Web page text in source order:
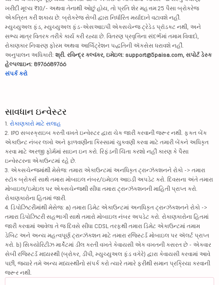
ખરીદી મૂલ્ય ₹10/- અથવા તેનાથી ઓછું હોય, તો પ્રતિ શેર મહત્તમ 25 પૈસા બ્રોકરેજ
એકત્રિત કરી શકાય છે. બ્રોકરેજ સેબી દ્વારા નિર્ધારિત મર્યાદાને વટાવશે નહીં.
મ્યુચ્યુઅલ ફંડ, મ્યુચ્યુઅલ ફંડ-એસઆઇપી એક્સચેન્જ ટ્રેડેડ પ્રૉડક્ટ નથી, અને
સભ્ય માત્ર વિતરક તરીકે કાર્ય કરી રહ્યા છે. વિતરણ પ્રવૃત્તિના સંદર્ભમાં તમામ વિવાદો,
રોકાણકાર નિવારણ ફોરમ અથવા આર્બિટ્રેશન પદ્ધતિની ઍક્સેસ ધરાવશે નહીં.
અનુપાલન અધિકારી: શ્રી. રવિન્દ્ર કલ્વંકર, ઇમેઇલ: support@5paisa.com, સપોર્ટ ડેસ્ક
હેલ્પલાઇન: 8976689766
સંપર્ક કરો
સાવધાન ઇન્વેસ્ટર
1. રોકાણકારો માટે સલાહ
2. IPO સબસ્ક્રાઇબ કરતી વખતે ઇન્વેસ્ટર દ્વારા ચેક જારી કરવાની જરૂર નથી. ફક્ત બેંક
એકાઉન્ટ નંબર લખો અને ફાળવણીના કિસ્સામાં ચુકવણી કરવા માટે તમારી બેંકને અધિકૃત
કરવા માટે અરજી ફોર્મમાં સાઇન ઇન કરો. રિફંડની ચિંતા કરશો નહીં કારણ કે પૈસા
ઇન્વેસ્ટરના એકાઉન્ટમાં રહે છે.
3. એક્સચેન્જમાંથી મેસેજ: તમારા એકાઉન્ટમાં અનધિકૃત ટ્રાન્ઝૅક્શનને રોકો -> તમારા
સ્ટૉક બ્રોકર્સ સાથે તમારા મોબાઇલ નંબર/ઇમેઇલ આઇડી અપડેટ કરો. દિવસના અંતે તમારા
મોબાઇલ/ઇમેઇલ પર એક્સચેન્જથી સીધા તમારા ટ્રાન્ઝૅક્શનની માહિતી પ્રાપ્ત કરો.
રોકાણકારોના હિતમાં જારી.
4. ડિપોઝિટરીમાંથી મેસેજ: a) તમારા ડિમેટ એકાઉન્ટમાં અનધિકૃત ટ્રાન્ઝૅક્શનને રોકો ->
તમારા ડિપોઝિટરી સહભાગી સાથે તમારો મોબાઇલ નંબર અપડેટ કરો. રોકાણકારોના હિતમાં
જારી કરવામાં આવેલા તે જ દિવસે સીધા CDSL તરફથી તમારા ડિમેટ એકાઉન્ટમાં તમામ
ડેબિટ અને અન્ય મહત્વપૂર્ણ ટ્રાન્ઝૅક્શન માટે તમારા રજિસ્ટર્ડ મોબાઇલ પર ઍલર્ટ પ્રાપ્ત
કરો. b) સિક્યોરિટીઝ માર્કેટમાં ડીલ કરતી વખતે કેવાયસી એક વખતની કસરત છે - એકવાર
સેબી રજિસ્ટર્ડ મધ્યસ્થી (બ્રોકર, ડીપી, મ્યુચ્યુઅલ ફંડ વગેરે) દ્વારા કેવાયસી કરવામાં આવે
પછી, જ્યારે તમે અન્ય મધ્યસ્થીનો સંપર્ક કરો ત્યારે તમારે ફરીથી સમાન પ્રક્રિયા કરવાની
જરૂર નથી.